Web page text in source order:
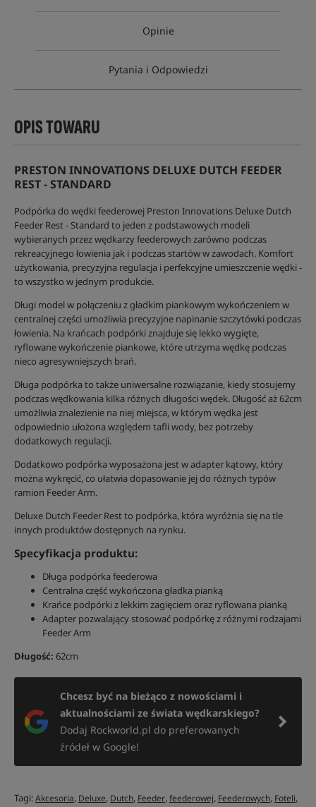
Opinie
Pytania i Odpowiedzi
OPIS TOWARU
PRESTON INNOVATIONS DELUXE DUTCH FEEDER
REST - STANDARD
Podpórka do wędki feederowej Preston Innovations Deluxe Dutch
Feeder Rest - Standard to jeden z podstawowych modeli
wybieranych przez wędkarzy feederowych zarówno podczas
rekreacyjnego łowienia jak i podczas startów w zawodach. Komfort
użytkowania, precyzyjna regulacja i perfekcyjne umieszczenie wędki -
to wszystko w jednym produkcie.
Długi model w połączeniu z gładkim piankowym wykończeniem w
centralnej części umożliwia precyzyjne napinanie szczytówki podczas
łowienia. Na krańcach podpórki znajduje się lekko wygięte,
ryflowane wykończenie piankowe, które utrzyma wędkę podczas
nieco agresywniejszych brań.
Długa podpórka to także uniwersalne rozwiązanie, kiedy stosujemy
podczas wędkowania kilka różnych długości wędek. Długość aż 62cm
umożliwia znalezienie na niej miejsca, w którym wędka jest
odpowiednio ułożona względem tafli wody, bez potrzeby
dodatkowych regulacji.
Dodatkowo podpórka wyposażona jest w adapter kątowy, który
można wykręcić, co ułatwia dopasowanie jej do różnych typów
ramion Feeder Arm.
Deluxe Dutch Feeder Rest to podpórka, która wyróżnia się na tle
innych produktów dostępnych na rynku.
Specyfikacja produktu:
Długa podpórka feederowa
Centralna część wykończona gładka pianką
Krańce podpórki z lekkim zagięciem oraz ryflowana pianką
Adapter pozwalający stosować podpórkę z różnymi rodzajami
Feeder Arm
Długość: 62cm
Chcesz być na bieżąco z nowościami i
aktualnościami ze świata wędkarskiego?
Dodaj Rockworld.pl do preferowanych
źródeł w Google!
Tagi:Akcesoria, Deluxe, Dutch, Feeder,feederowej, Feederowych, Foteli,